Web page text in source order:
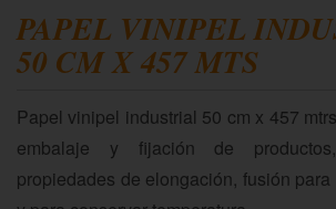
PAPEL VINIPEL
50 CM X 457 MTS
Papel vinipel industrial 50 cm x 457
embalaje y fijación de
propiedades de elongación, fusión